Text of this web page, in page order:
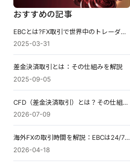
おすすめの記事
EBCとは?FX取引で世界中のトレーダーから選ばれる理由を解説
2025-03-31
差金決済取引とは：その仕組みを解説
2025-09-05
CFD（差金決済取引）とは？その仕組み、コスト、レバレッジ、リスクについて解説します。
2026-07-09
海外FXの取引時間を解説：EBCは24/7日本語サポートで取引を支援する
2026-04-18